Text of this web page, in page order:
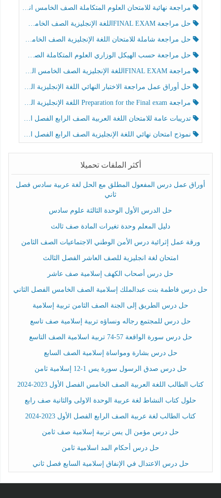
مراجعة نهائية للامتحان العلوم المتكاملة الصف الخامس انسبير الفصل الثالث
حل مراجعة FINAL EXAMاللغة الإنجليزية الصف الخامس الفصل الثالث
حل مراجعة شاملة للامتحان اللغة الإنجليزية الصف الخامس الفصل الثالث
حل مراجعة حسب الهيكل الوزاري العلوم المتكاملة الصف الخامس عام الفصل الثالث
مراجعة FINAL EXAMاللغة الإنجليزية الصف الخامس الفصل الثالث
حل أوراق عمل مراجعة الاختبار النهائي اللغة الإنجليزية الصف الرابع الفصل الثالث
مراجعة Preparation for the Final exam اللغة الإنجليزية الصف الرابع الفصل الثالث
تدريبات عامة للامتحان اللغة العربية الصف الرابع الفصل الثالث
نموذج امتحان نهائي اللغة الإنجليزية الصف الرابع الفصل الثالث
أكثر الملفات تحميلا
أوراق عمل درس المفعول المطلق مع الحل لغة عربية سادس فصل
ثاني
حل الدرس الأول الوحدة الثالثة علوم سادس
دليل المعلم وحدة تغيرات المادة صف ثالث
ورقة عمل إثرائية درس الأمن الوطني الاجتماعيات الصف الثامن
امتحان لغة انجليزية للصف العاشر الفصل الثالث
حل درس أصحاب الكهف إسلامية صف عاشر
حل درس فاطمة بنت عبدالملك إسلامية الصف الخامس الفصل الثاني
حل درس الطريق إلى الجنة الصف الثامن تربية إسلامية
حل درس للمجتمع رجاله ونساؤه تربية إسلامية صف تاسع
حل درس سورة الواقعة 57-74 تربية اسلامية الصف التاسع
حل درس بشارة ومواساة إسلامية الصف السابع
حل درس صدق الرسول سورة يس 1-12 إسلامية ثامن
كتاب الطالب اللغة العربية الصف الخامس الفصل الأول 2023-2024
حلول كتاب النشاط لغة عربية الوحدة الاولى والثانية صف رابع
كتاب الطالب لغة عربية الصف الرابع الفصل الأول 2023-2024
حل درس مؤمن ال يس تربية إسلامية صف ثامن
حل درس أحكام المد اسلامية ثامن
حل درس الاعتدال في الإنفاق إسلامية السابع فصل ثاني